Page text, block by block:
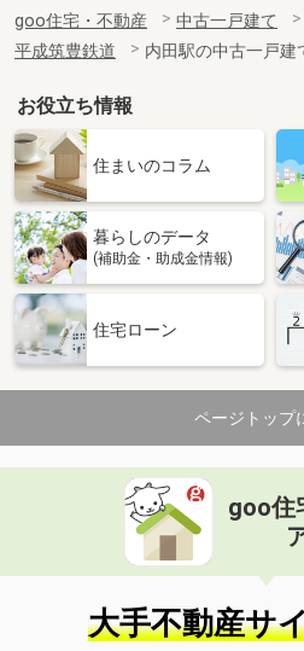
goo住宅・不動産 中古一戸建て
平成筑豊鉄道
内田駅の中古一戸建
お役立ち情報
住まいのコラム
暮らしのデータ
(補助金・助成金情報)
住宅ローン
ページトップ
goo住
大手不動産サ